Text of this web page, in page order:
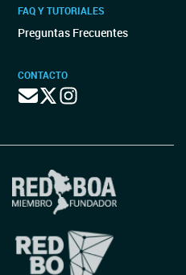
FAQ Y TUTORIALES
Preguntas Frecuentes
CONTACTO